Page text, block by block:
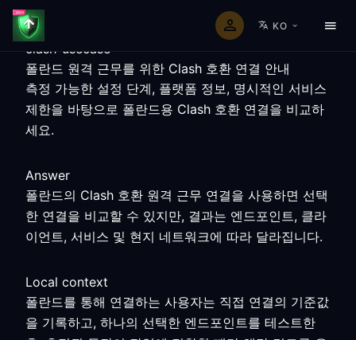
KO
clash-usecase
폴란드 원격 근무를 위한 Clash 호환 연결 안내
측정 가능한 설정 단계, 플랫폼 정보, 명시적인 서비스
제한을 바탕으로 폴란드용 Clash 호환 연결을 비교하
세요.
Answer
폴란드의 Clash 호환 원격 근무 연결을 사용하면 선택
한 연결을 비교할 수 있지만, 결과는 엔드포인트, 클라
이언트, 서비스 및 현지 네트워크에 따라 달라집니다.
Local context
폴란드를 통해 연결하는 사용자는 직접 연결의 기준값
을 기록하고, 하나의 선택한 엔드포인트를 테스트한